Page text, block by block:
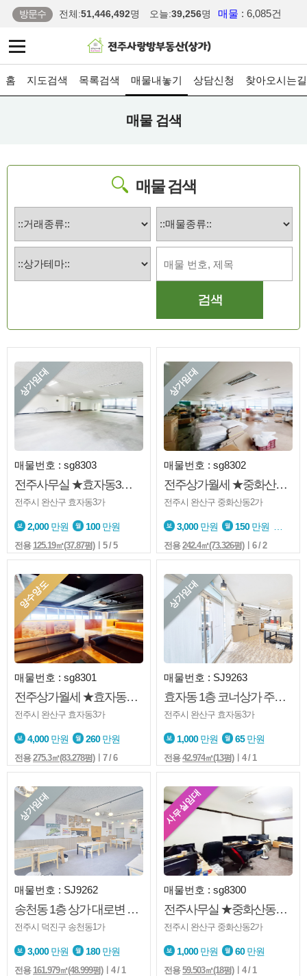
방문수 전체:51,446,492명 오늘:39,256명 매물 : 6,085건
홈 지도검색 목록검색 매물내놓기 상담신청 찾아오시는길
매물 검색
매물 검색
상가임대
매물번호 : sg8303
전주사무실 ★효자동3가★신시가지★테라스 有★깔끔한상가
전주시 완산구 효자동3가
2,000만원 100만원
전용 125.19㎡(37.87평)ㅣ5 / 5
상가임대
매물번호 : sg8302
전주상가월세 ★중화산동2가★도로변★2층상가★넓은상가★엘베
전주시 완산구 중화산동2가
3,000만원 150만원
전용242.4㎡(73.326평)ㅣ6 / 2
양수양도
매물번호 : sg8301
전주상가월세 ★효자동3가★신시가지★마사지샵★건전운영★깔끔★권리금저렴
전주시 완산구 효자동3가
4,000만원 260만원
전용275.3㎡(83.278평)ㅣ7 / 6
상가임대
매물번호 : SJ9263
효자동 1층 코너상가 주거밀집지역 접근성 좋은자리 / 실매물 / 상담환영 효자동 상가 코너
전주시 완산구 효자동3가
1,000만원 65만원
전용42.974㎡(13평)ㅣ4 / 1
상가임대
매물번호 : SJ9262
송천동 1층 상가 대로변 노출좋은자리 분할임대 가능 / 실매물 / 상담환영
전주시 덕진구 송천동1가
3,000만원 180만원
전용 161.979㎡(48.999평)ㅣ4 / 1
사무실임대
매물번호 : sg8300
전주사무실 ★중화산동2가★1층★방분리★도로변★주차가능
전주시 완산구 중화산동2가
1,000만원 60만원
전용59.503㎡(18평)ㅣ4 / 1